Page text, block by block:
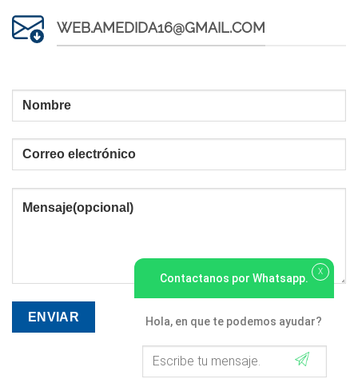
WEB.AMEDIDA16@GMAIL.COM
X
Contactanos por Whatsapp.
Hola, en que te podemos ayudar?